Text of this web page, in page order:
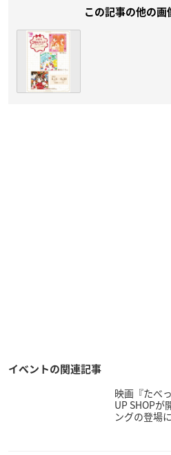
この記事の他の画
イベントの関連記事
映画『たべ
UP SHOPが
ングの登場